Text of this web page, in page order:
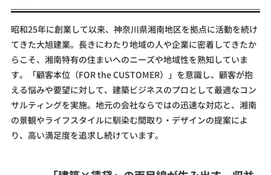
昭和25年に創業して以来、神奈川県湘南地区を拠点に活動を続け
てきた大旭建業。長きにわたり地域の人や企業に密着してきたか
らこそ、湘南特有の住まいへのニーズや地域性を熟知していま
す。「顧客本位（FOR the CUSTOMER）」を意識し、顧客が抱
える悩みや要望に対して、建築ビジネスのプロとして最適なコン
サルティングを実施。地元の会社ならではの迅速な対応と、湘南
の景観やライフスタイルに馴染む間取り・デザインの提案によ
り、高い満足度を追求し続けています。